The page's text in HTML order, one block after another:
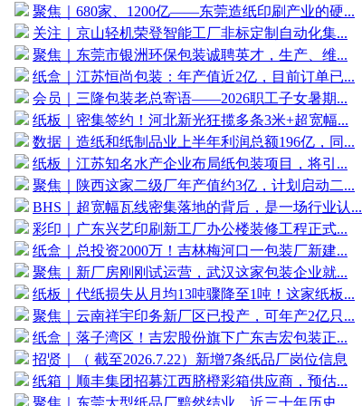
聚焦｜680家、1200亿——东莞造纸印刷产业的硬...
关注｜京山轻机荣登智能工厂非标定制自动化集...
聚焦｜东莞市银洲环保包装诚聘英才，生产、维...
纸盒｜江苏恒尚包装：年产值近2亿，目前订单已...
会员｜三隆包装老总寄语——2026职工子女暑期...
纸板｜密集签约！河北新光狂揽多条3米+超宽幅...
数据｜造纸和纸制品业上半年利润总额196亿，同...
纸板｜江苏知名水产企业布局纸包装项目，将引...
聚焦｜陕西这家二级厂年产值约3亿，计划启动二...
BHS｜超宽幅瓦线密集落地的背后，是一场行业认...
彩印｜广东兴艺印刷新工厂办公楼装修工程正式...
纸盒｜总投资2000万！吉林梅河口一包装厂新建...
聚焦｜新厂房刚刚试运营，武汉这家包装企业就...
纸板｜代纸损失从月均13吨骤降至1吨！这家纸板...
聚焦｜云南祥宇印务新厂区已投产，可年产2亿只...
纸盒｜落子湾区！吉宏股份旗下广东吉宏包装正...
招贤｜（ 截至2026.7.22）新增7条纸品厂岗位信息
纸箱｜顺丰集团招募江西脐橙彩箱供应商，预估...